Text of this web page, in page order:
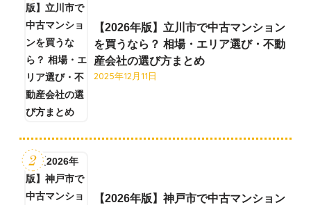
【2026年版】立川市で中古マンション
を買うなら？ 相場・エリア選び・不動
産会社の選び方まとめ
2025年12月11日
【2026年版】神戸市で中古マンション